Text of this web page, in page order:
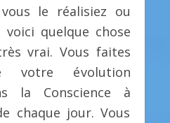
le réalisiez ou
voici quelque chose
vrai. Vous faites
votre évolution
la Conscience à
chaque jour. Vous